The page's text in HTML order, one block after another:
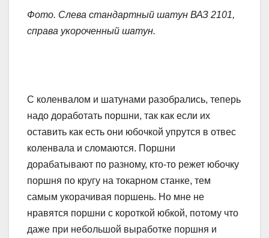
Фото. Слева стандартный шатун ВАЗ 2101,
справа укороченный шатун.
С коленвалом и шатунами разобрались, теперь
надо доработать поршни, так как если их
оставить как есть они юбочкой упрутся в отвес
коленвала и сломаются. Поршни
дорабатывают по разному, кто-то режет юбочку
поршня по кругу на токарном станке, тем
самым укорачивая поршень. Но мне не
нравятся поршни с короткой юбкой, потому что
даже при небольшой выработке поршня и